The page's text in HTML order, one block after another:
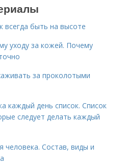
всегда быть на высоте
уходу за кожей. Почему
за проколотыми
каждый день список. Список
следует делать каждый
человека. Состав, виды и